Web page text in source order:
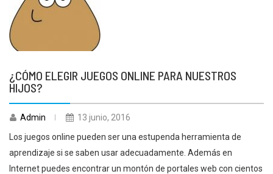
¿CÓMO ELEGIR JUEGOS ONLINE PARA NUESTROS
HIJOS?
Admin
13 junio, 2016
Los juegos online pueden ser una estupenda herramienta de
aprendizaje si se saben usar adecuadamente. Además en
Internet puedes encontrar un montón de portales web con cientos